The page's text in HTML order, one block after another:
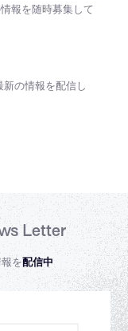
報を随時募集して
の情報を配信し
Letter
を配信中